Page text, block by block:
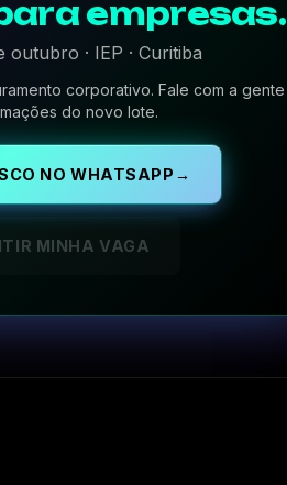
empresas.
outubro · IEP · Curitiba
corporativo. Fale com a gente
do novo lote.
NO WHATSAPP →
MINHA VAGA